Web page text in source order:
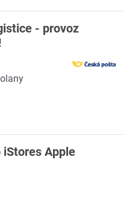
- provoz
iStores Apple